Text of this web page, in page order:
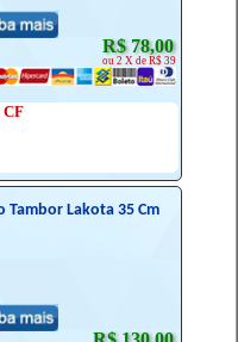
R$ 78,00
ou 2 X de R$ 39
CF
Tambor Lakota 35 Cm